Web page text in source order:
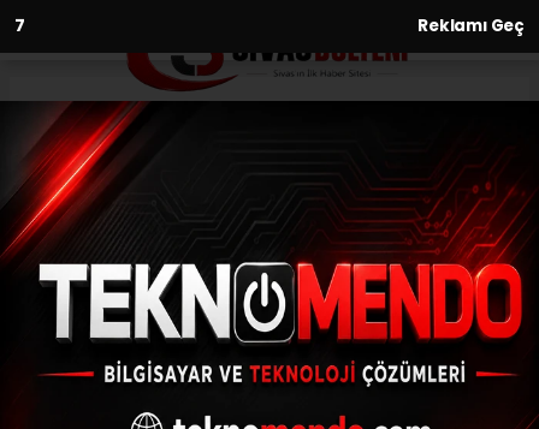
6 Reklamı Geç
Anasayfa Spor
Sivasspor’da Göztepe
hazırlıkları sürüyor
(İHA) - İhlas Haber Ajansı | 30.09.2024 - 19:30, Güncelleme:
30.09.2024 - 19:18
Sivasspor’da Göztepe hazırlıkları sürüyor